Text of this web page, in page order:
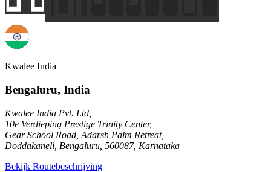
Kwalee India
Bengaluru, India
Kwalee India Pvt. Ltd,
10e Verdieping Prestige Trinity Center,
Gear School Road, Adarsh Palm Retreat,
Doddakaneli, Bengaluru, 560087, Karnataka
Bekijk Routebeschrijving